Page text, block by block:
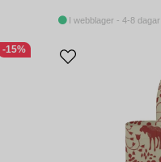
I webblager - 4-8 dagar
-15%